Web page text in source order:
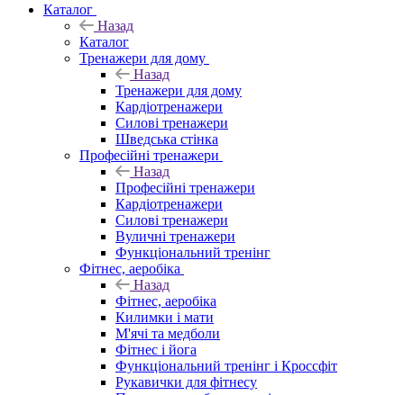
Каталог
Назад
Каталог
Тренажери для дому
Назад
Тренажери для дому
Кардіотренажери
Силові тренажери
Шведська стінка
Професійні тренажери
Назад
Професійні тренажери
Кардіотренажери
Силові тренажери
Вуличні тренажери
Функціональний тренінг
Фітнес, аеробіка
Назад
Фітнес, аеробіка
Килимки і мати
М'ячі та медболи
Фітнес і йога
Функціональний тренінг і Кроссфіт
Рукавички для фітнесу